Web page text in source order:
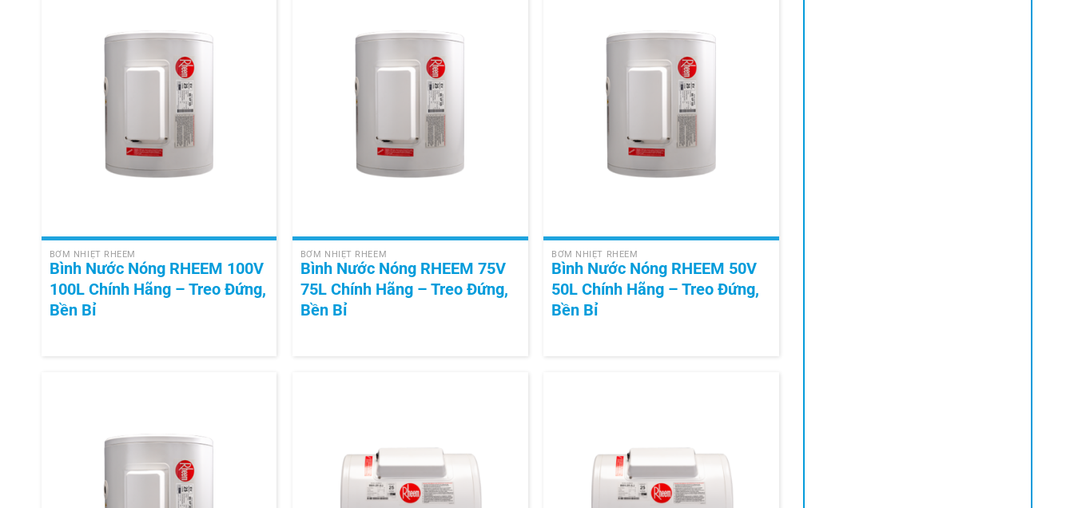
BƠM NHIỆT RHEEM
Bình Nước Nóng RHEEM 100V
100L Chính Hãng – Treo Đứng,
Bền Bỉ
BƠM NHIỆT RHEEM
Bình Nước Nóng RHEEM 75V
75L Chính Hãng – Treo Đứng,
Bền Bỉ
BƠM NHIỆT RHEEM
Bình Nước Nóng RHEEM 50V
50L Chính Hãng – Treo Đứng,
Bền Bỉ